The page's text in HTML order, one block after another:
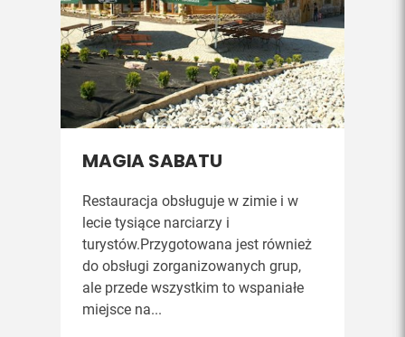
MAGIA SABATU
Restauracja obsługuje w zimie i w
lecie tysiące narciarzy i
turystów.Przygotowana jest również
do obsługi zorganizowanych grup,
ale przede wszystkim to wspaniałe
miejsce na...